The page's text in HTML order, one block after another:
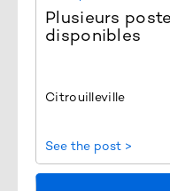
Plusieurs
disponibles
Citrouilleville
See the post >